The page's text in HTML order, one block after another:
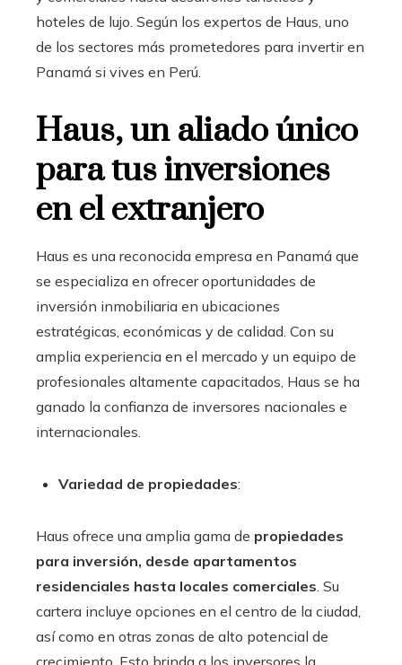
hoteles de lujo. Según los expertos de Haus, uno
de los sectores más prometedores para invertir en
Panamá si vives en Perú.
Haus, un aliado único
para tus inversiones
en el extranjero
Haus es una reconocida empresa en Panamá que
se especializa en ofrecer oportunidades de
inversión inmobiliaria en ubicaciones
estratégicas, económicas y de calidad. Con su
amplia experiencia en el mercado y un equipo de
profesionales altamente capacitados, Haus se ha
ganado la confianza de inversores nacionales e
internacionales.
Variedad de propiedades:
Haus ofrece una amplia gama de propiedades
para inversión, desde apartamentos
residenciales hasta locales comerciales . Su
cartera incluye opciones en el centro de la ciudad,
así como en otras zonas de alto potencial de
crecimiento. Esto brinda a los inversores la